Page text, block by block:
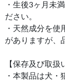
・生後3ヶ月未
ださい。
・天然成分を
がありますが、
【保存及び取扱
・本製品は犬・